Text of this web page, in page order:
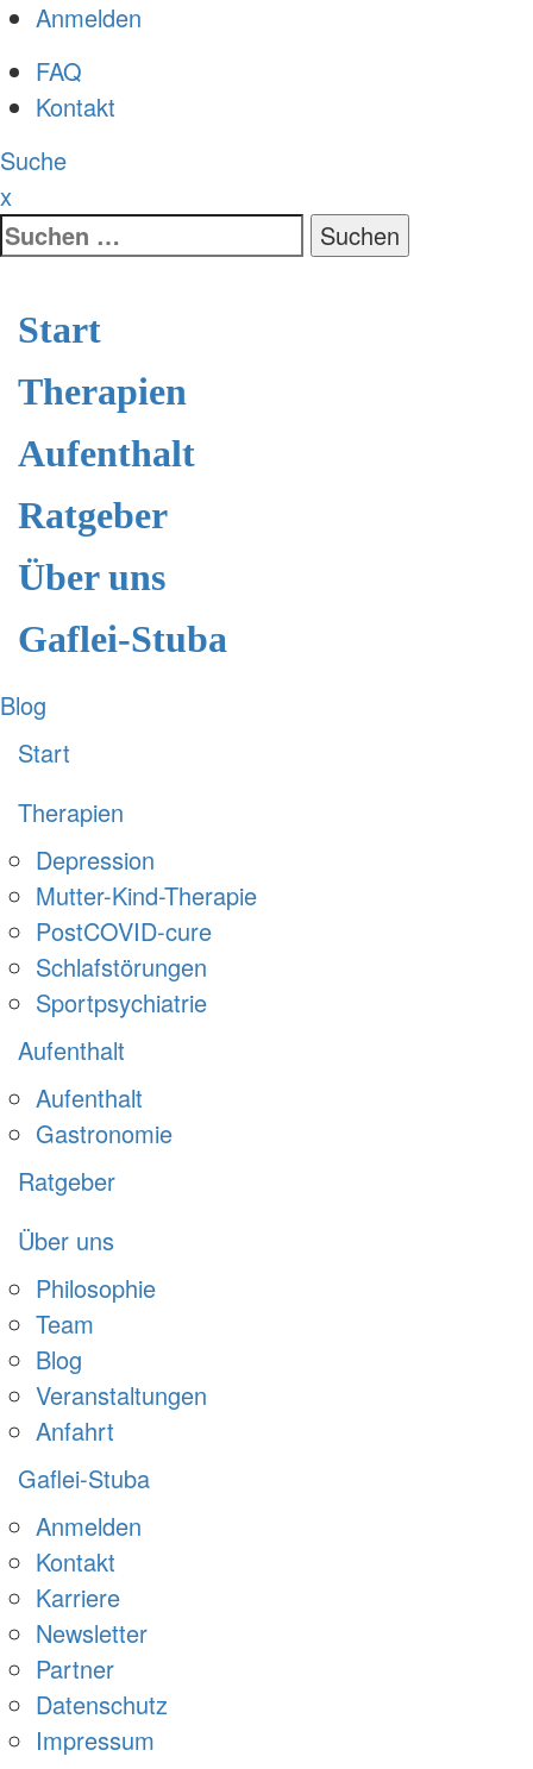
Anmelden
FAQ
Kontakt
Suche
x
Suche
nach:
Start
Therapien
Aufenthalt
Ratgeber
Über uns
Gaflei-Stuba
Blog
Start
Therapien
Depression
Mutter-Kind-Therapie
PostCOVID-cure
Schlafstörungen
Sportpsychiatrie
Aufenthalt
Aufenthalt
Gastronomie
Ratgeber
Über uns
Philosophie
Team
Blog
Veranstaltungen
Anfahrt
Gaflei-Stuba
Anmelden
Kontakt
Karriere
Newsletter
Partner
Datenschutz
Impressum